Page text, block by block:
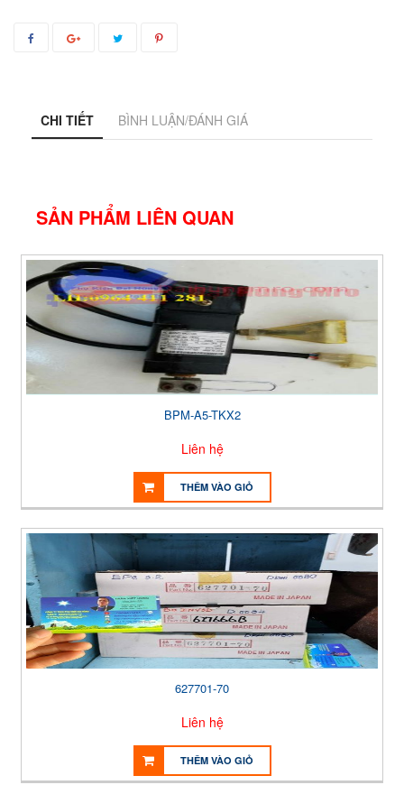
CHI TIẾT BÌNH LUẬN/ĐÁNH GIÁ
SẢN PHẨM LIÊN QUAN
BPM-A5-TKX2
Liên hệ
THÊM VÀO GIỎ
627701-70
Liên hệ
THÊM VÀO GIỎ